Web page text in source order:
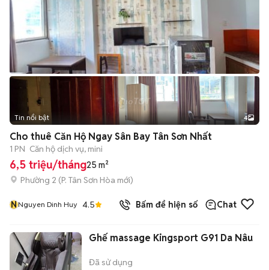
Tin nổi bật 4
Cho thuê Căn Hộ Ngay Sân Bay Tân Sơn Nhất
1 PN Căn hộ dịch vụ, mini
6,5 triệu/tháng25 m²
Phường 2 (P. Tân Sơn Hòa mới)
NNguyen Dinh Huy 4.5 Bấm để hiện số Chat
Ghế massage Kingsport G91 Da Nâu
Đã sử dụng